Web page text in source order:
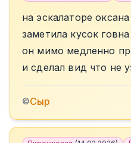
на эскалаторе оксана
заметила кусок говна
он мимо медленно
и сделал вид что не
©Сыр